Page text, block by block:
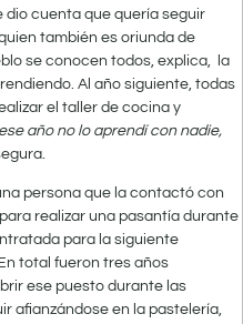
dio cuenta que quería seguir
quien también es oriunda de
se conocen todos, explica, la
Al año siguiente, todas
el taller de cocina y
año no lo aprendí con nadie,
persona que la contactó con
realizar una pasantía durante
para la siguiente
total fueron tres años
ese puesto durante las
afianzándose en la pastelería,